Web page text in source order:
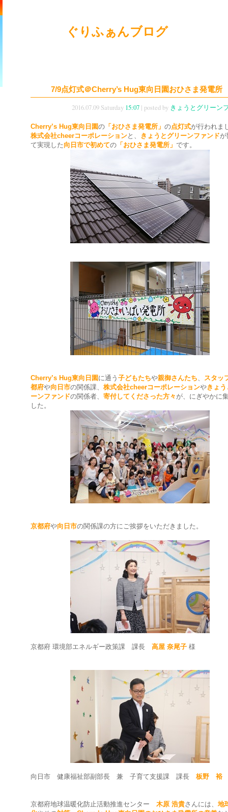
ぐりふぁんブログ
7/9点灯式＠Cherry’s Hug東向日園おひさま発電所
2016.07.09 Saturday 15:07 | posted by きょうとグリーン
Cherry’s Hug東向日園の 「おひさま発電所」 の点灯式が行われま
株式会社cheerコーポレーションと、 きょうとグリーンファンド
て実現した向日市で初めての 「おひさま発電所」 です。
Cherry’s Hug東向日園 に通う 子どもたちや親御さんたち、 スタッ
都府や向日市の関係課、 株式会社cheerコーポレーションやきょ
ーンファンドの関係者、 寄付してくださった方々 が、にぎやかに
した。
京都府や向日市の関係課の方にご挨拶をいただきました。
京都府 環境部エネルギー政策課 課長 高屋 奈尾子 様
向日市 健康福祉部副部長 兼 子育て支援課 課長 板野 裕
京都府地球温暖化防止活動推進センター 木原 浩貴さんには、 地